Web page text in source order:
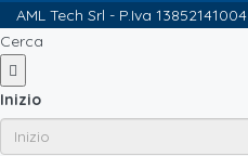
AML Tech Srl - P.Iva 13852141004
Cerca
Inizio